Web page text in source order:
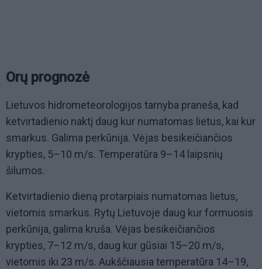
Orų prognozė
Lietuvos hidrometeorologijos tarnyba praneša, kad
ketvirtadienio naktį daug kur numatomas lietus, kai kur
smarkus. Galima perkūnija. Vėjas besikeičiančios
krypties, 5–10 m/s. Temperatūra 9–14 laipsnių
šilumos.
Ketvirtadienio dieną protarpiais numatomas lietus,
vietomis smarkus. Rytų Lietuvoje daug kur formuosis
perkūnija, galima kruša. Vėjas besikeičiančios
krypties, 7–12 m/s, daug kur gūsiai 15–20 m/s,
vietomis iki 23 m/s. Aukščiausia temperatūra 14–19,